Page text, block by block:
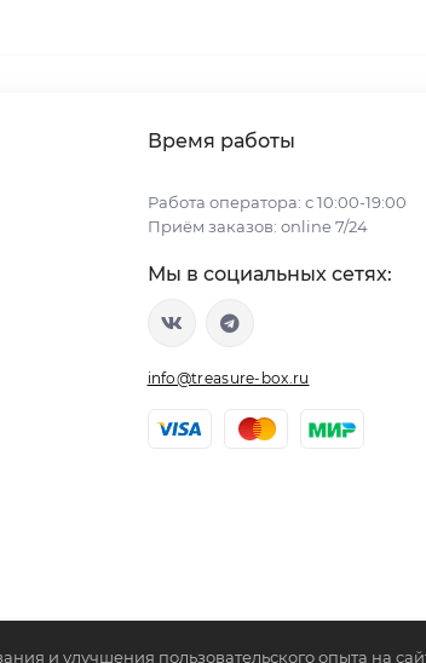
Время работы
Работа оператора: с 10:00-19:00
Приём заказов: online 7/24
Мы в социальных сетях:
info@treasure-box.ru
и улучшения пользовательского опыта на